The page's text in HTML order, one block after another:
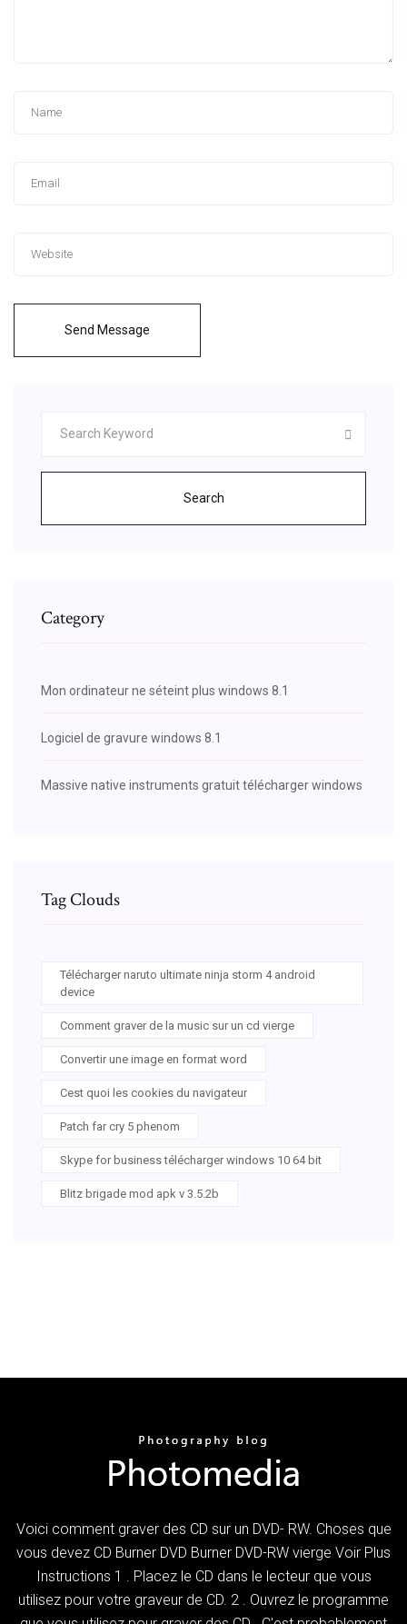
Send Message
Search
Category
Mon ordinateur ne séteint plus windows 8.1
Logiciel de gravure windows 8.1
Massive native instruments gratuit télécharger windows
Tag Clouds
Télécharger naruto ultimate ninja storm 4 android
device
Comment graver de la music sur un cd vierge
Convertir une image en format word
Cest quoi les cookies du navigateur
Patch far cry 5 phenom
Skype for business télécharger windows 10 64 bit
Blitz brigade mod apk v 3.5.2b
Voici comment graver des CD sur un DVD- RW. Choses que
vous devez CD Burner DVD Burner DVD-RW vierge Voir Plus
Instructions 1 . Placez le CD dans le lecteur que vous
utilisez pour votre graveur de CD. 2 . Ouvrez le programme